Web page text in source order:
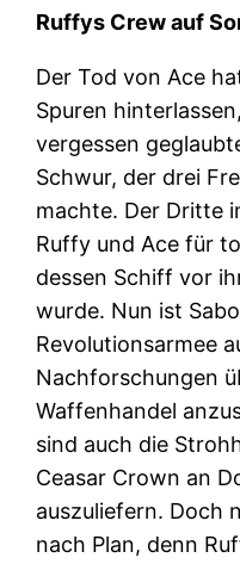
Ruffys Crew auf
Der Tod von Ace
Spuren
vergessen
Schwur, der drei
machte. Der Dritte
Ruffy und Ace für
dessen Schiff vor
wurde. Nun ist
Revolutionsarmee
Nachforschungen
Waffenhandel
sind auch die
Ceasar Crown an
auszuliefern. Doch
nach Plan, denn